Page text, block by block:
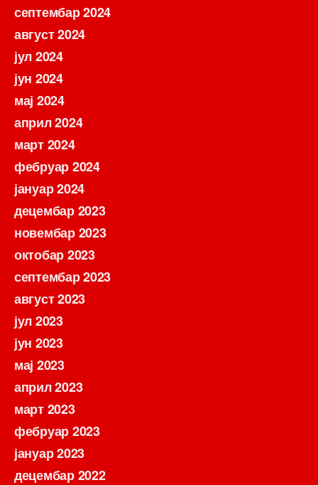
септембар 2024
август 2024
јул 2024
јун 2024
мај 2024
април 2024
март 2024
фебруар 2024
јануар 2024
децембар 2023
новембар 2023
октобар 2023
септембар 2023
август 2023
јул 2023
јун 2023
мај 2023
април 2023
март 2023
фебруар 2023
јануар 2023
децембар 2022